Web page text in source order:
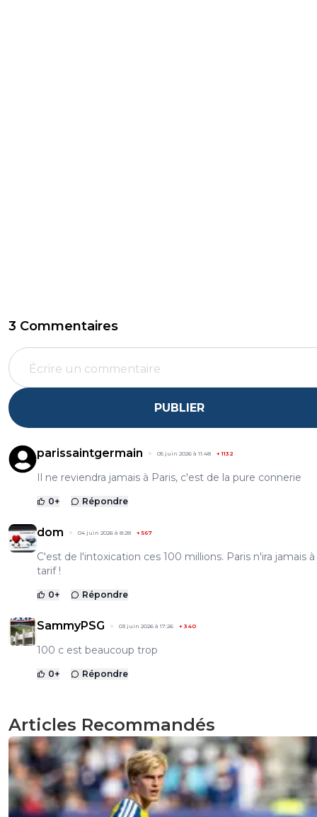
3 Commentaires
PUBLIER
parissaintgermain 05 juin 2026 à 11:48 +1132
Il ne reviendra jamais à Paris, c'est de la pure connerie
0+ Répondre
dom 04 juin 2026 à 8:28 +567
C'est de l'intoxication ces 100 millions. Paris n'ira jamais
tarif !
0+ Répondre
SammyPSG 03 juin 2026 à 17:26 + 340
100 c est beaucoup trop
0+ Répondre
Articles Recommandés